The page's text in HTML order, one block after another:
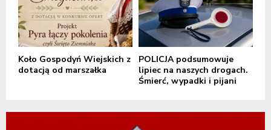
Koło Gospodyń Wiejskich z
dotacją od marszałka
POLICJA podsumowuje
lipiec na naszych drogach.
Śmierć, wypadki i pijani